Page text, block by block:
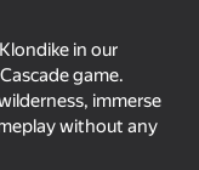
30
in our
game.
immerse
without any